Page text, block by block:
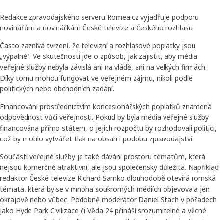
Redakce zpravodajského serveru Romea.cz vyjadřuje podporu
novinářům a novinářkám České televize a Českého rozhlasu.
Často zaznívá tvrzení, že televizní a rozhlasové poplatky jsou
„výpalné“. Ve skutečnosti jde o způsob, jak zajistit, aby média
veřejné služby nebyla závislá ani na vládě, ani na velkých firmách.
Díky tomu mohou fungovat ve veřejném zájmu, nikoli podle
politických nebo obchodních zadání.
Financování prostřednictvím koncesionářských poplatků znamená
odpovědnost vůči veřejnosti. Pokud by byla média veřejné služby
financována přímo státem, o jejich rozpočtu by rozhodovali politici,
což by mohlo vytvářet tlak na obsah i podobu zpravodajství.
Součástí veřejné služby je také dávání prostoru tématům, která
nejsou komerčně atraktivní, ale jsou společensky důležitá. Například
redaktor České televize Richard Samko dlouhodobě otevírá romská
témata, která by se v mnoha soukromých médiích objevovala jen
okrajově nebo vůbec. Podobně moderátor Daniel Stach v pořadech
jako Hyde Park Civilizace či Věda 24 přináší srozumitelné a věcné